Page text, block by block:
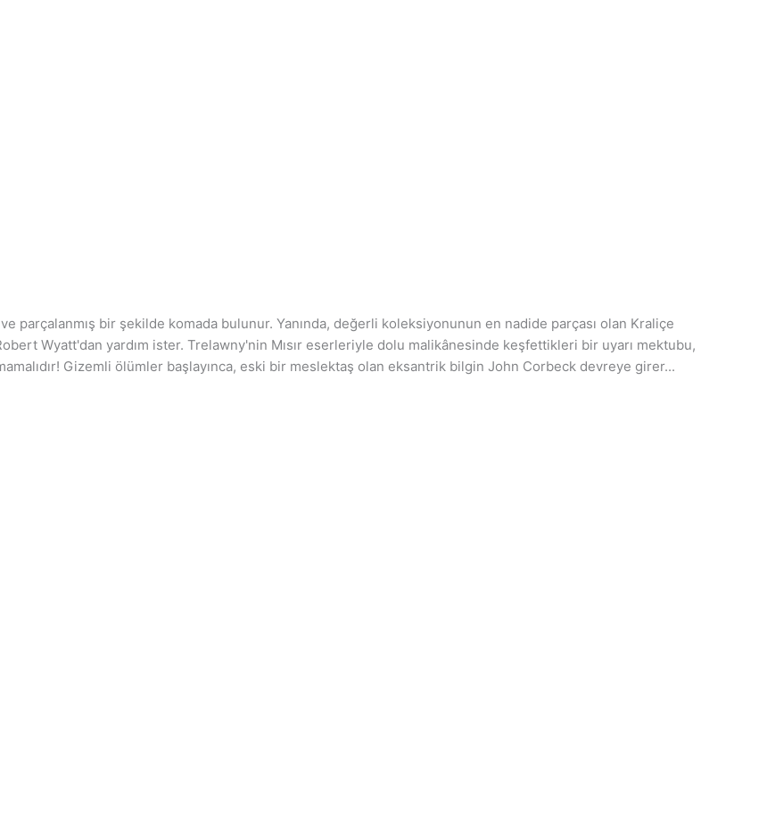
parçalanmış bir şekilde komada bulunur. Yanında, değerli koleksiyonunun en nadide parçası olan Kraliçe
Robert Wyatt'dan yardım ister. Trelawny'nin Mısır eserleriyle dolu malikânesinde keşfettikleri bir uyarı mektubu,
Gizemli ölümler başlayınca, eski bir meslektaş olan eksantrik bilgin John Corbeck devreye girer...